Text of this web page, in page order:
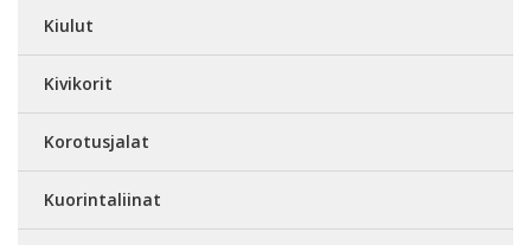
Kiulut
Kivikorit
Korotusjalat
Kuorintaliinat